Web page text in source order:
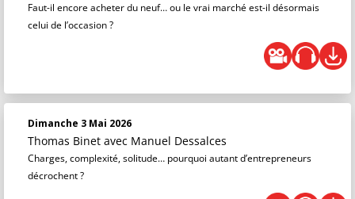
Faut-il encore acheter du neuf… ou le vrai marché est-il désormais
celui de l’occasion ?
Dimanche 3 Mai 2026
Thomas Binet avec Manuel Dessalces
Charges, complexité, solitude… pourquoi autant d’entrepreneurs
décrochent ?